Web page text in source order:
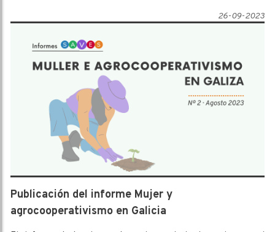
26-09-2023
Publicación del informe Mujer y
agrocooperativismo en Galicia